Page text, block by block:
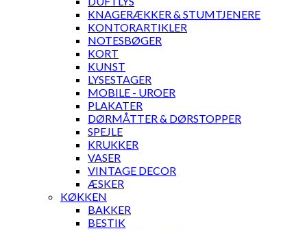
KNAGERÆKKER & STUMTJENERE
KONTORARTIKLER
NOTESBØGER
KORT
KUNST
LYSESTAGER
MOBILE - UROER
PLAKATER
DØRMÅTTER & DØRSTOPPER
SPEJLE
KRUKKER
VASER
VINTAGE DECOR
ÆSKER
KØKKEN
BAKKER
BESTIK